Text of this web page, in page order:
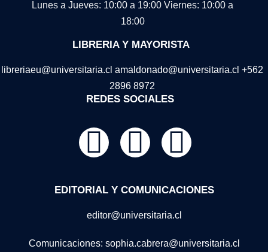
Lunes a Jueves: 10:00 a 19:00 Viernes: 10:00 a
18:00
LIBRERIA Y MAYORISTA
libreriaeu@universitaria.cl amaldonado@universitaria.cl +562
2896 8972
REDES SOCIALES
EDITORIAL Y COMUNICACIONES
editor@universitaria.cl
Comunicaciones: sophia.cabrera@universitaria.cl